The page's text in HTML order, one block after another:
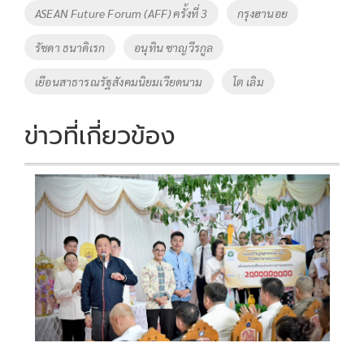
Tags
ASEAN Future Forum (AFF) ครั้งที่ 3 กรุงฮานอย
รัชดา ธนาดิเรก อนุทิน ชาญวีรกูล
เยือนสาธารณรัฐสังคมนิยมเวียดนาม โต เลิม
ข่าวที่เกี่ยวข้อง